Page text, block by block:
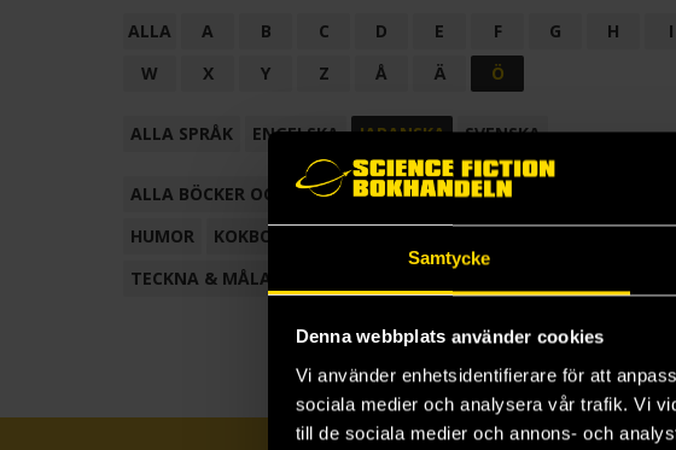
Samtycke
Denna webbplats använder cookies
Vi använder enhetsidentifierare för att
sociala medier och analysera vår trafik. Vi
till de sociala medier och annons- och
ALLA A B C D E F G H I
W
X Y Z Å Ä Ö
ALLA SPRÅK ENGELSKA JAPANSKA SVENSKA
ALLA BÖCKER OCH TECKNADE SERIER ANTOLOGI
HUMOR
KOKBOK
TECKNA & MÅLA